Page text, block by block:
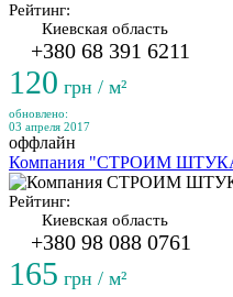
Рейтинг:
Киевская область
+380 68 391 6211
120 грн / м²
обновлено:
03 апреля 2017
оффлайн
Компания "СТРОИМ
Рейтинг:
Киевская область
+380 98 088 0761
165 грн / м²